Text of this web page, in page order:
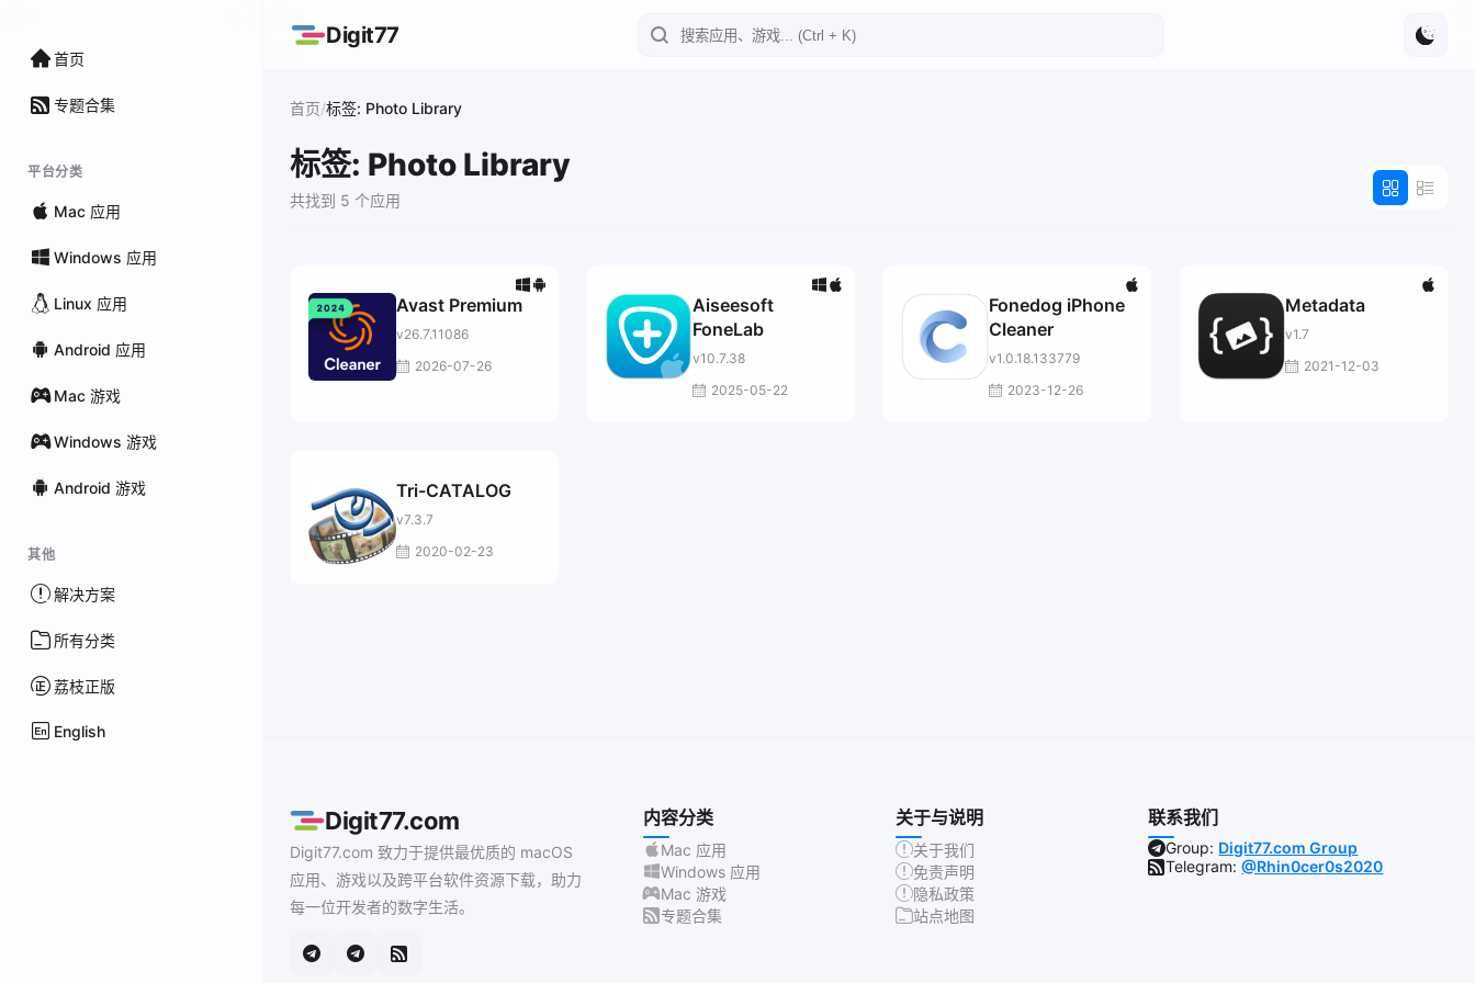
首页
专题合集
平台分类
Mac 应用
Windows 应用
Linux 应用
Android 应用
Mac 游戏
Windows 游戏
Android 游戏
其他
解决方案
所有分类
荔枝正版
English
Digit77
首页/标签: Photo Library
标签: Photo Library
共找到 5 个应用
Avast Premium
v26.7.11086
2026-07-26
Aiseesoft
FoneLab
v10.7.38
2025-05-22
Fonedog iPhone
Cleaner
v1.0.18.133779
2023-12-26
Metadata
v1.7
2021-12-03
Tri-CATALOG
v7.3.7
2020-02-23
Digit77.com
Digit77.com 致力于提供最优质的 macOS
应用、游戏以及跨平台软件资源下载，助力
每一位开发者的数字生活。
内容分类
Mac 应用
Windows 应用
Mac 游戏
专题合集
关于与说明
关于我们
免责声明
隐私政策
站点地图
联系我们
Group: Digit77.com Group
Telegram:@Rhin0cer0s2020